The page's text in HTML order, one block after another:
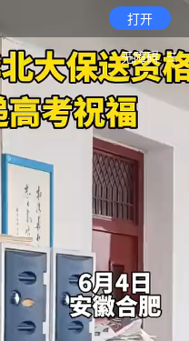
打开
无障碍